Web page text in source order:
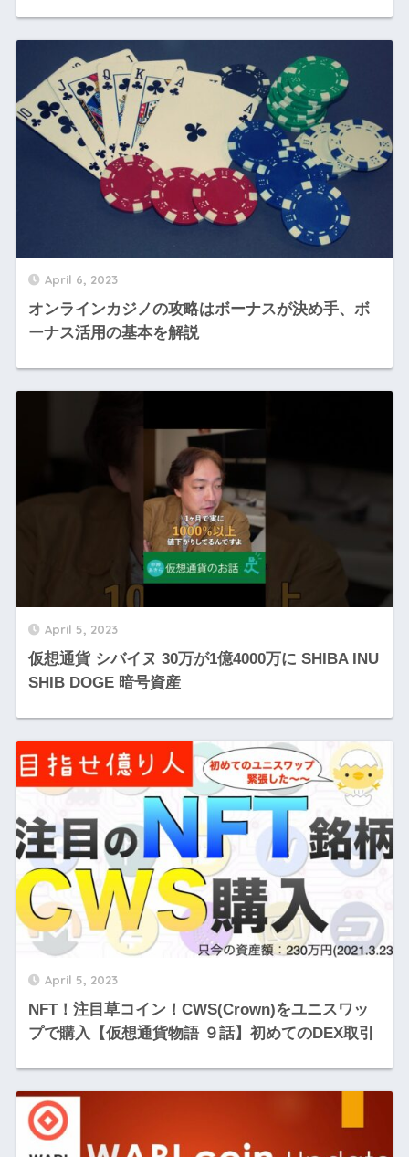
April 6, 2023
オンラインカジノの攻略はボーナスが決め手、ボ
ーナス活用の基本を解説
April 5, 2023
仮想通貨 シバイヌ 30万が1億4000万に SHIBA INU
SHIB DOGE 暗号資産
April 5, 2023
NFT！注目草コイン！CWS(Crown)をユニスワッ
プで購入【仮想通貨物語 ９話】初めてのDEX取引